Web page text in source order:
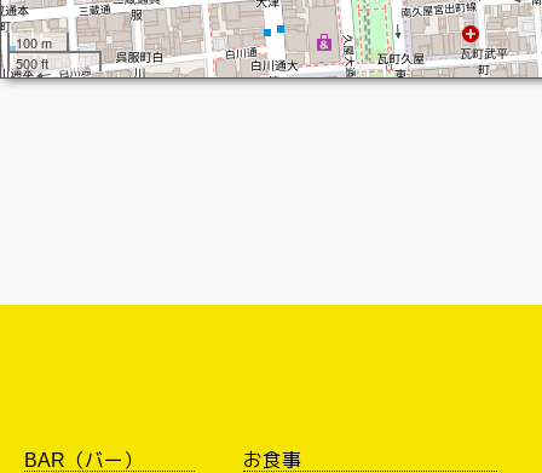
100 m
500 ft
BAR（バー） お食事